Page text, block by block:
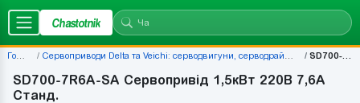
Chastotnik
Головна Сервоприводи Delta та Veichi: серводвигуни, серводрайвери, комплекти — ціни | Chastotnik.ua SD700-7R6A-SA
SD700-7R6A-SA Сервопривід 1,5кВт 220В 7,6А
Станд.